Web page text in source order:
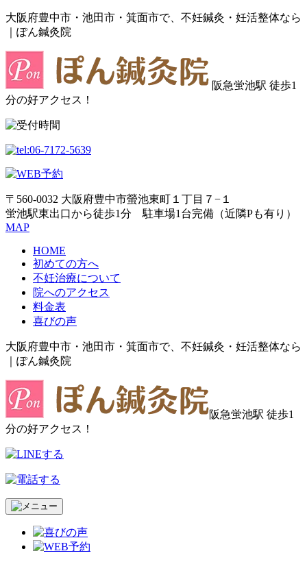
大阪府豊中市・池田市・箕面市で、不妊鍼灸・妊活整体なら
｜ぽん鍼灸院
阪急蛍池駅 徒歩1
分の好アクセス！
〒560-0032 大阪府豊中市螢池東町１丁目７−１
蛍池駅東出口から徒歩1分 駐車場1台完備（近隣Pも有り）
MAP
HOME
初めての方へ
不妊治療について
院へのアクセス
料金表
喜びの声
大阪府豊中市・池田市・箕面市で、不妊鍼灸・妊活整体なら
｜ぽん鍼灸院
阪急蛍池駅 徒歩1
分の好アクセス！